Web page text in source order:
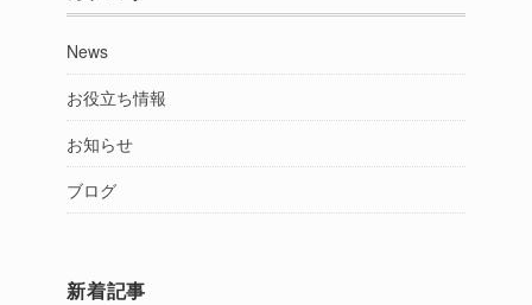
News
お役立ち情報
お知らせ
ブログ
新着記事